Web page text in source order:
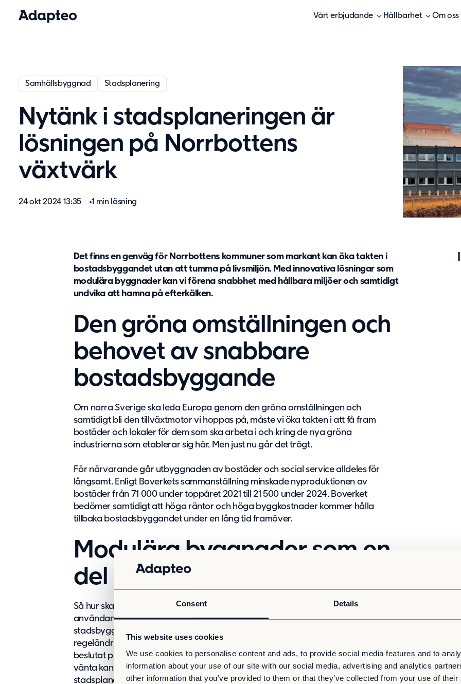
Consent Details
This website uses cookies
We use cookies to personalise content and ads, to provide social media features and to
information about your use of our site with our social media, advertising and analytics
other information that you’ve provided to them or that they’ve collected from your use of
Vårt erbjudande Hållbarhet Om oss
Samhällsbyggnad Stadsplanering
Nytänk i stadsplaneringen är
lösningen på Norrbottens
växtvärk
24 okt 2024 13:35 1 min läsning
Det finns en genväg för Norrbottens kommuner som markant kan öka takten i
bostadsbyggandet utan att tumma på livsmiljön. Med innovativa lösningar som
modulära byggnader kan vi förena snabbhet med hållbara miljöer och samtidigt
undvika att hamna på efterkälken.
Den gröna omställningen och
behovet av snabbare
bostadsbyggande
Om norra Sverige ska leda Europa genom den gröna omställningen och
samtidigt bli den tillväxtmotor vi hoppas på, måste vi öka takten i att få fram
bostäder och lokaler för dem som ska arbeta i och kring de nya gröna
industrierna som etablerar sig här. Men just nu går det trögt.
För närvarande går utbyggnaden av bostäder och social service alldeles för
långsamt. Enligt Boverkets sammanställning minskade nyproduktionen av
bostäder från 71 000 under toppåret 2021 till 21 500 under 2024. Boverket
bedömer samtidigt att höga räntor och höga byggkostnader kommer hålla
tillbaka bostadsbyggandet under en lång tid framöver.
Modulära byggnader som en
del av lösningen
Så hur ska vi göra i stället? Till att börja med måste vi tänka om kring hur vi ser på
användandet av modulbyggnader redan i planeringen av nya
stadsbyggnadsprojekt. Även om alla de många föreslagna subventionerna,
regeländringarna och incitamenten kommer på plats, tar det många år innan ett
beslutat projekt resulterar i inflyttningsbara bostäder och lokaler. I stället för att
vänta kan kommuner redan nu integrera modulära byggnader direkt i
stadsplaneringen.